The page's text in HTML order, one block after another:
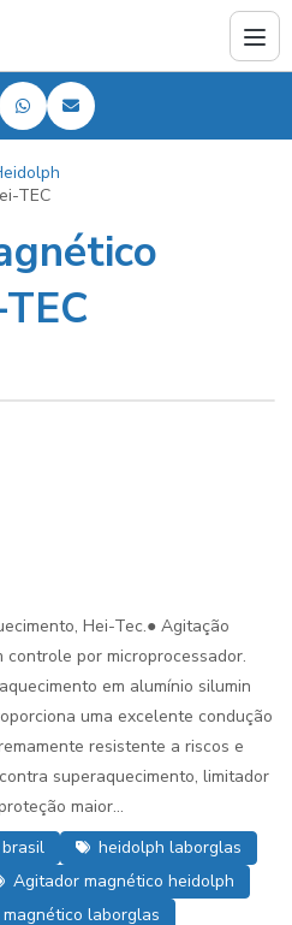
TEC
Hei-Tec.● Agitação
por microprocessador.
em alumínio silumin
uma excelente condução
resistente a riscos e
superaquecimento, limitador
maior...
heidolph laborglas
Agitador magnético heidolph
laborglas